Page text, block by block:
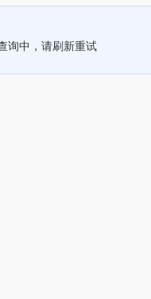
询中，请刷新重试